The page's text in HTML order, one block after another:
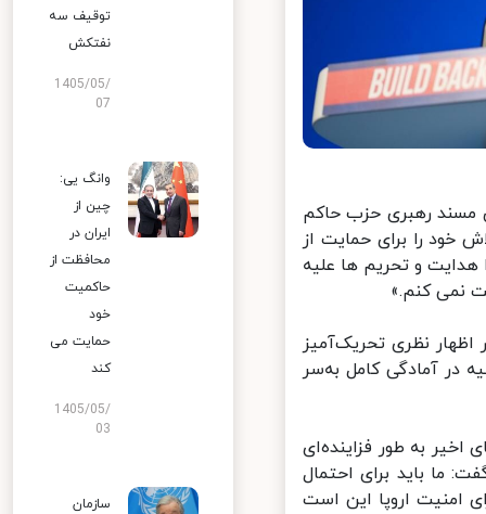
مسند رهبری حزب حاکم
را برای حمایت از
هدایت و تحریم ها علیه
نمی کنم.»
نظری تحریک‌آمیز
در آمادگی کامل به‌سر
به طور فزاینده‌ای
باید برای احتمال
اروپا این است
توقیف سه
نفتکش
1405/05/
07
وانگ یی:
چین از
ایران در
محافظت از
حاکمیت
خود
حمایت می
کند
1405/05/
03
سازمان